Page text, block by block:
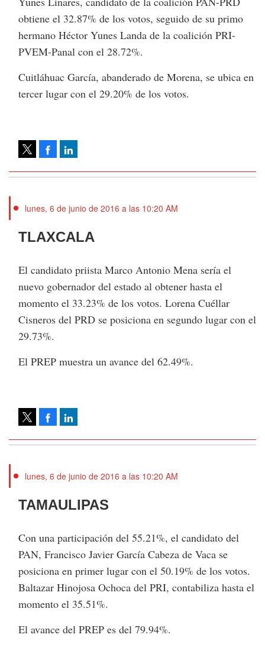
lunes, 6 de junio de 2016 a las 10:20 AM
TAMAULIPAS
Con una participación del 55.21%, el candidato del
PAN, Francisco Javier García Cabeza de Vaca se
posiciona en primer lugar con el 50.19% de los votos.
Baltazar Hinojosa Ochoca del PRI, contabiliza hasta el
momento el 35.51%.
El avance del PREP es del 79.94%.
lunes, 6 de junio de 2016 a las 10:20 AM
TLAXCALA
Facebook
El candidato priista Marco Antonio Mena sería el
nuevo gobernador del estado al obtener hasta el
momento el 33.23% de los votos. Lorena Cuéllar
Cisneros del PRD se posiciona en segundo lugar con el
29.73%.
El PREP muestra un avance del 62.49%.
Facebook
obtiene el 32.87% de los votos, seguido de su primo
hermano Héctor Yunes Landa de la coalición PRI-
PVEM-Panal con el 28.72%.
Cuitláhuac García, abanderado de Morena, se ubica en
tercer lugar con el 29.20% de los votos.